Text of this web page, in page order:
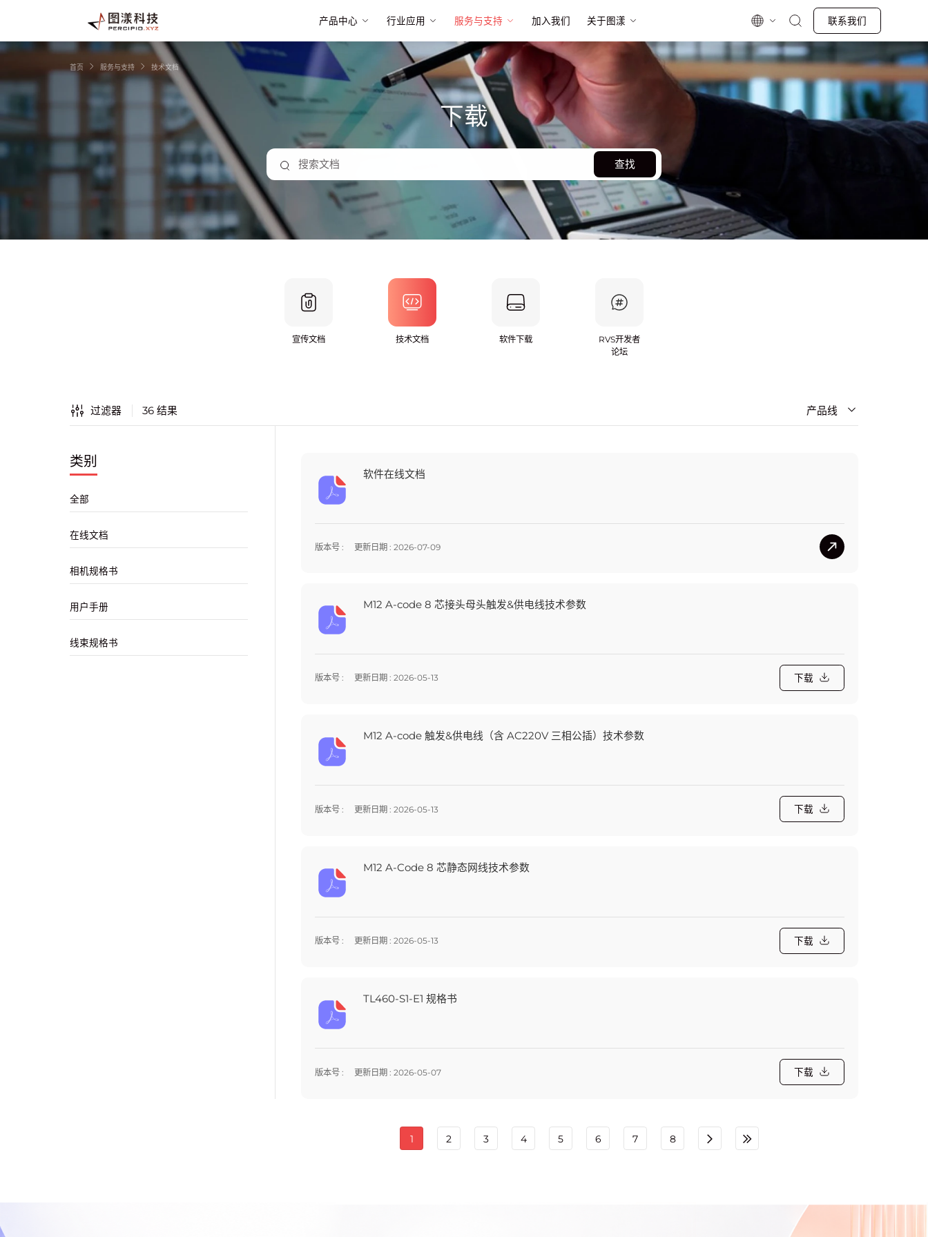
产品中心 行业应用 服务与支持 加入我们 关于图漾 联系我们
下载
查找
首页 服务与支持 技术文档
宣传文档 技术文档 软件下载
RVS开发者
论坛
过滤器 36结果 产品线
类别
全部
在线文档
相机规格书
用户手册
线束规格书
软件在线文档
版本号 : 更新日期 : 2026-07-09
M12 A-code 8 芯接头母头触发&供电线技术参数
版本号 : 更新日期 : 2026-05-13 下载
M12 A-code 触发&供电线（含 AC220V 三相公插）技术参数
版本号 : 更新日期 : 2026-05-13 下载
M12 A-Code 8 芯静态网线技术参数
版本号 : 更新日期 : 2026-05-13 下载
TL460-S1-E1 规格书
版本号 : 更新日期 : 2026-05-07 下载
1 2 3 4 5 6 7 8